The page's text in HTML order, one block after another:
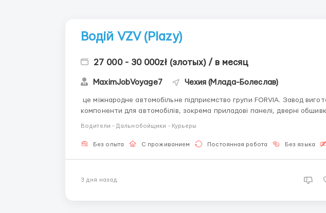
Водій VZV (Plazy)
27 000 - 30 000zł (злотых) / в месяц
MaximJobVoyage7 Чехия (Млада-Болеслав)
це міжнародне автомобільне підприємство групи FORVIA. Завод
компоненти для автомобілів, зокрема приладові панелі, дверні
Водители - Дальнобойщики - Курьеры
Без опыта С проживанием Постоянная работа Без языка
3 дня назад